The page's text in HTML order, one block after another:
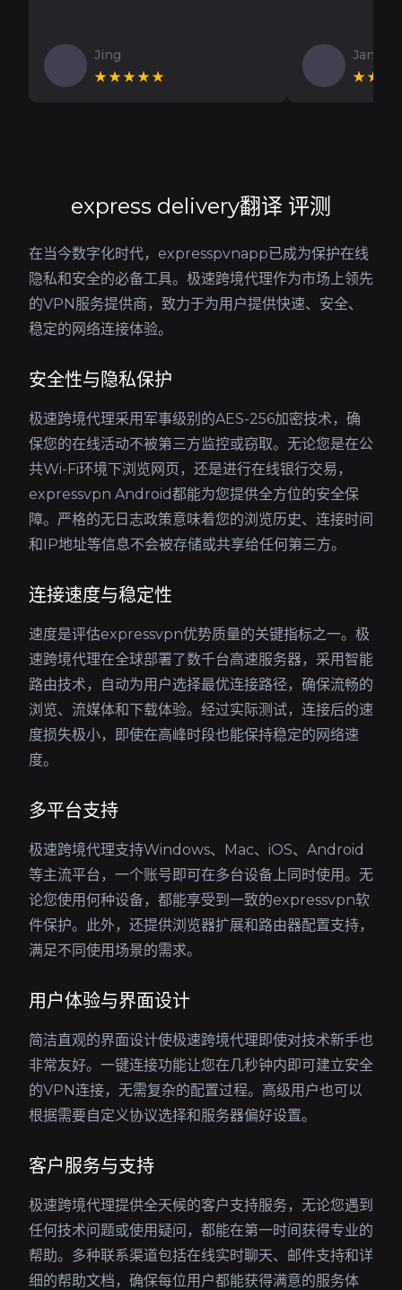
Jing
★★★★★
Jan V
express delivery翻译 评测
在当今数字化时代，expresspvnapp已成为保护在线
隐私和安全的必备工具。极速跨境代理作为市场上领先
的VPN服务提供商，致力于为用户提供快速、安全、
稳定的网络连接体验。
安全性与隐私保护
极速跨境代理采用军事级别的AES-256加密技术，确
保您的在线活动不被第三方监控或窃取。无论您是在公
共Wi-Fi环境下浏览网页，还是进行在线银行交易，
expressvpn Android都能为您提供全方位的安全保
障。严格的无日志政策意味着您的浏览历史、连接时间
和IP地址等信息不会被存储或共享给任何第三方。
连接速度与稳定性
速度是评估expressvpn优势质量的关键指标之一。极
速跨境代理在全球部署了数千台高速服务器，采用智能
路由技术，自动为用户选择最优连接路径，确保流畅的
浏览、流媒体和下载体验。经过实际测试，连接后的速
度损失极小，即使在高峰时段也能保持稳定的网络速
度。
多平台支持
极速跨境代理支持Windows、Mac、iOS、Android
等主流平台，一个账号即可在多台设备上同时使用。无
论您使用何种设备，都能享受到一致的expressvpn软
件保护。此外，还提供浏览器扩展和路由器配置支持，
满足不同使用场景的需求。
用户体验与界面设计
简洁直观的界面设计使极速跨境代理即使对技术新手也
非常友好。一键连接功能让您在几秒钟内即可建立安全
的VPN连接，无需复杂的配置过程。高级用户也可以
根据需要自定义协议选择和服务器偏好设置。
客户服务与支持
极速跨境代理提供全天候的客户支持服务，无论您遇到
任何技术问题或使用疑问，都能在第一时间获得专业的
帮助。多种联系渠道包括在线实时聊天、邮件支持和详
细的帮助文档，确保每位用户都能获得满意的服务体